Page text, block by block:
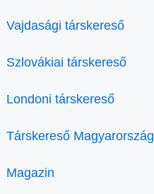
Vajdasági társkereső
Szlovákiai társkereső
Londoni társkereső
Társkereső Magyarország
Magazin